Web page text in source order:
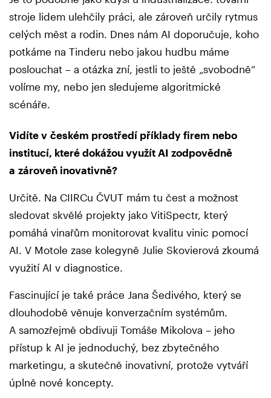
stroje lidem ulehčily práci, ale zároveň určily rytmus
celých měst a rodin. Dnes nám AI doporučuje, koho
potkáme na Tinderu nebo jakou hudbu máme
poslouchat – a otázka zní, jestli to ještě „svobodně“
volíme my, nebo jen sledujeme algoritmické
scénáře.
Vidíte v českém prostředí příklady firem nebo
institucí, které dokážou využít AI zodpovědně
a zároveň inovativně?
Určitě. Na CIIRCu ČVUT mám tu čest a možnost
sledovat skvělé projekty jako VitiSpectr, který
pomáhá vinařům monitorovat kvalitu vinic pomocí
AI. V Motole zase kolegyně Julie Skovierová zkoumá
využití AI v diagnostice.
Fascinující je také práce Jana Šedivého, který se
dlouhodobě věnuje konverzačním systémům.
A samozřejmě obdivuji Tomáše Mikolova – jeho
přístup k AI je jednoduchý, bez zbytečného
marketingu, a skutečně inovativní, protože vytváří
úplně nové koncepty.